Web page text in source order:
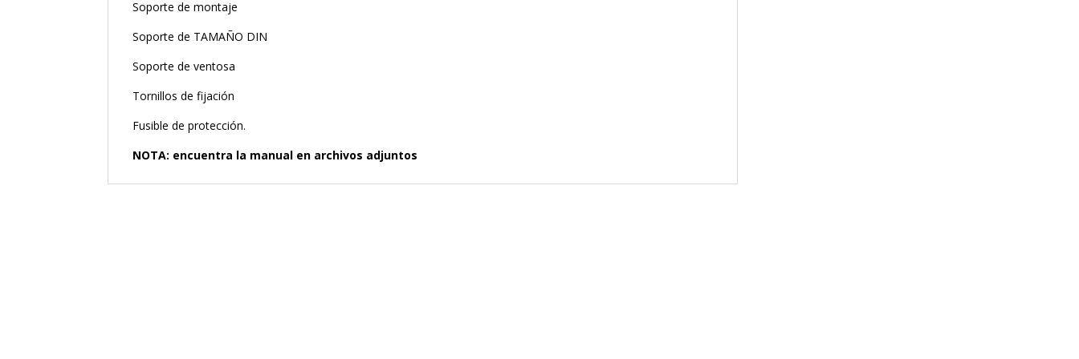
Soporte de montaje
Soporte de TAMAÑO DIN
Soporte de ventosa
Tornillos de fijación
Fusible de protección.
NOTA: encuentra la manual en archivos adjuntos